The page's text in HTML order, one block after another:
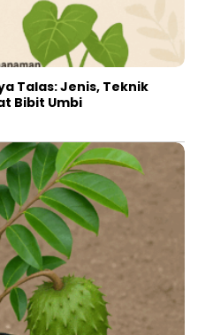
Talas: Jenis, Teknik
Bibit Umbi